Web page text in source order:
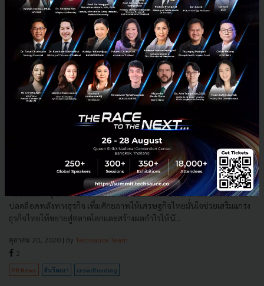
สินวัฒนา ผนึกกำลัง 5 พาร์ทเนอร์ ปลดล็อคพลังทางธุรกิจ เพิ่ม
ศักยภาพให้เศรษฐกิจไทย
“สินวัฒนา” ธุรกิจด้านคราวด์ฟันดิงรายแรกในไทย ผนึกกำลัง 5 พาร์ทเนอร์
ปลดล็อคพลังทางธุรกิจ เพิ่มศักยภาพให้เศรษฐกิจไทยมั่นใจช่วยเสริมแกร่ง
ธุรกิจไทยให้ขยายสู่ตลาดโลกและสร้างผลกำไรให้นั...
ตุลาคม 20, 2020 | By Techsauce Team
2
PR News สินวัฒนา crowdfunding